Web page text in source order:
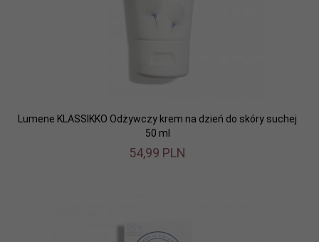
Lumene KLASSIKKO Odżywczy krem na dzień do skóry suchej
50 ml
54,99 PLN